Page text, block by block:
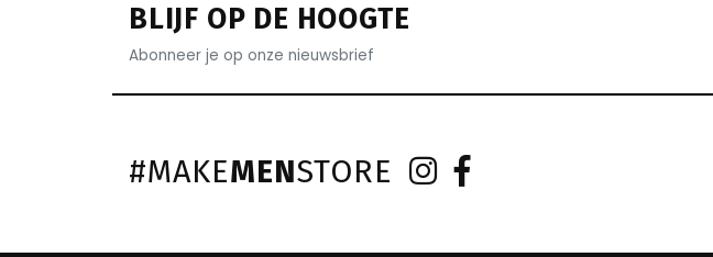
BLIJF OP DE HOOGTE
Abonneer je op onze nieuwsbrief
#MAKEMENSTORE